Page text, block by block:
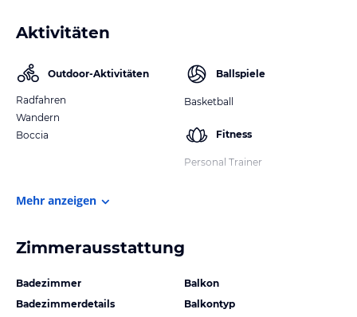
Aktivitäten
Outdoor-Aktivitäten
Radfahren
Wandern
Boccia
Ballspiele
Basketball
Fitness
Personal Trainer
Mehr anzeigen
Zimmerausstattung
Badezimmer
Badezimmerdetails
Balkon
Balkontyp